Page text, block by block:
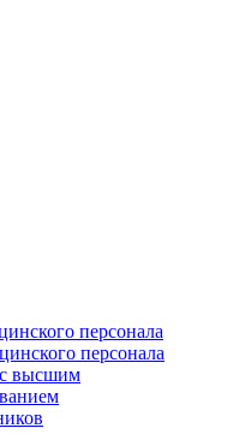
персонала
персонала
с высшим